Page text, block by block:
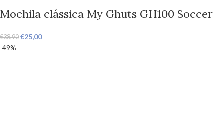
Mochila clássica My Ghuts GH100 Soccer
€38,90 €25,00
-49%